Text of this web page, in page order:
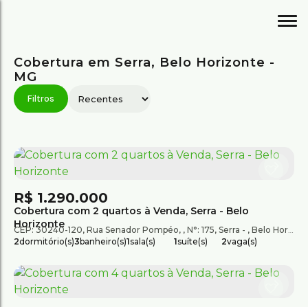
Cobertura em Serra, Belo Horizonte -
MG
Cobertura com 2 quartos à Venda, Serra - Belo
Horizonte
R$ 1.290.000
CEP: 30240-120, Rua Senador Pompéo , N°: 175, Serra , Belo Horizonte
2dormitório(s)3banheiro(s)1sala(s) 1suíte(s) 2vaga(s)